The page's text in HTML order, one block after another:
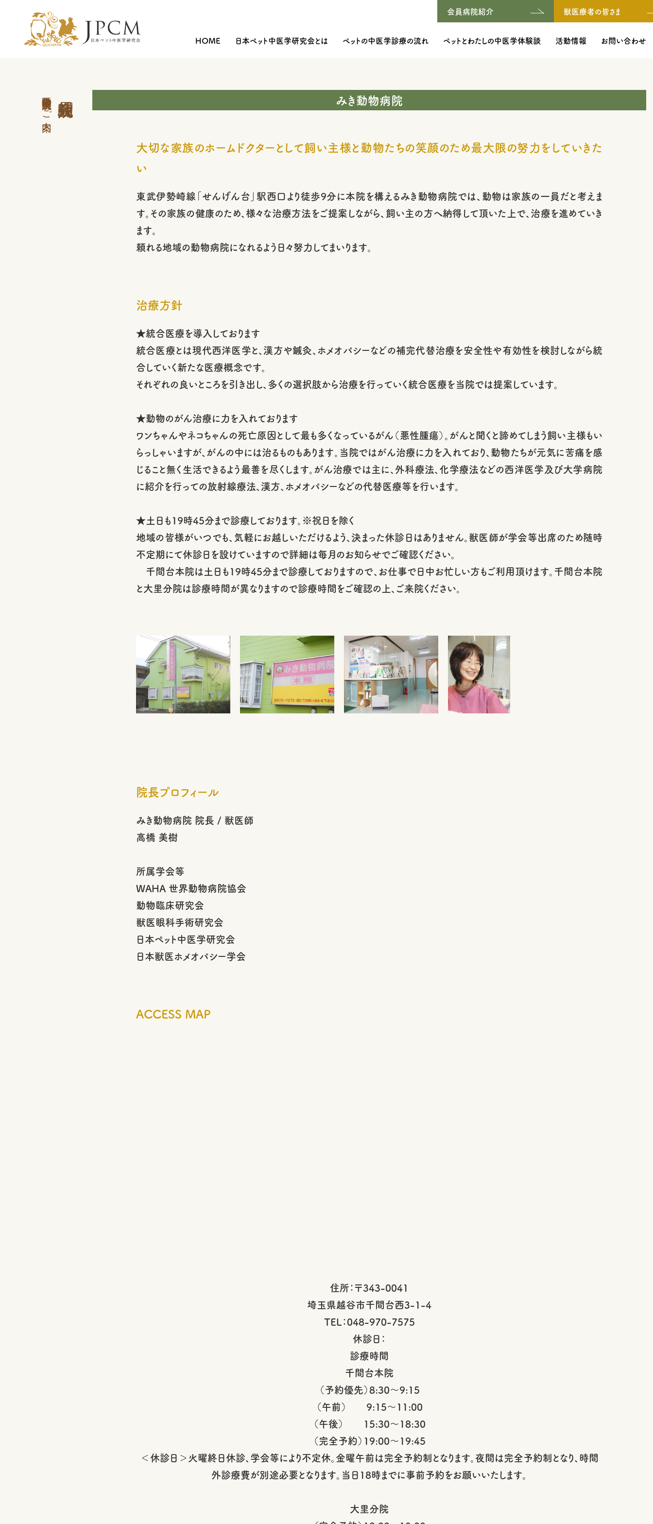
HOME 日本ペット中医学研究会とは ペットの中医学診療の流れ ペットとわたしの中医学体験談 活動情報 お問い合わせ
会員病院紹介 獣医療者の皆さま
中医学外来 会員病院のご案内 みき動物病院
大切な家族のホームドクターとして飼い主様と動物たちの笑顔のため最大限の努力をしていきた
い
東武伊勢崎線「せんげん台」駅西口より徒歩9分に本院を構えるみき動物病院では、動物は家族の一員だと考えま
す。その家族の健康のため、様々な治療方法をご提案しながら、飼い主の方へ納得して頂いた上で、治療を進めていき
ます。
頼れる地域の動物病院になれるよう日々努力してまいります。
治療方針
★統合医療を導入しております
統合医療とは現代西洋医学と、漢方や鍼灸、ホメオパシーなどの補完代替治療を安全性や有効性を検討しながら統
合していく新たな医療概念です。
それぞれの良いところを引き出し、多くの選択肢から治療を行っていく統合医療を当院では提案しています。
★動物のがん治療に力を入れております
ワンちゃんやネコちゃんの死亡原因として最も多くなっているがん（悪性腫瘍）。がんと聞くと諦めてしまう飼い主様もい
らっしゃいますが、がんの中には治るものもあります。当院ではがん治療に力を入れており、動物たちが元気に苦痛を感
じること無く生活できるよう最善を尽くします。がん治療では主に、外科療法、化学療法などの西洋医学及び大学病院
に紹介を行っての放射線療法、漢方、ホメオパシーなどの代替医療等を行います。
★土日も19時45分まで診療しております。※祝日を除く
地域の皆様がいつでも、気軽にお越しいただけるよう、決まった休診日はありません。獣医師が学会等出席のため随時
不定期にて休診日を設けていますので詳細は毎月のお知らせでご確認ください。
千間台本院は土日も19時45分まで診療しておりますので、お仕事で日中お忙しい方もご利用頂けます。千間台本院
と大里分院は診療時間が異なりますので診療時間をご確認の上、ご来院ください。
院長プロフィール
みき動物病院 院長 / 獣医師
高橋 美樹
所属学会等
WAHA 世界動物病院協会
動物臨床研究会
獣医眼科手術研究会
日本ペット中医学研究会
日本獣医ホメオパシー学会
ACCESS MAP
住所：〒343-0041
埼玉県越谷市千間台西3-1-4
TEL：048-970-7575
休診日：
診療時間
千間台本院
（予約優先）8:30～9:15
（午前） 9:15～11:00
（午後） 15:30～18:30
（完全予約）19:00～19:45
＜休診日＞火曜終日休診、学会等により不定休。金曜午前は完全予約制となります。夜間は完全予約制となり、時間
外診療費が別途必要となります。当日18時までに事前予約をお願いいたします。
大里分院